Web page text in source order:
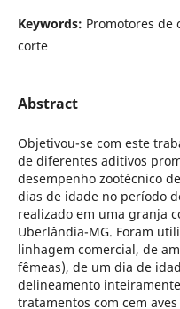
Keywords: Promotores de
corte
Abstract
Objetivou-se com este
de diferentes aditivos
desempenho zootécnico
dias de idade no período
realizado em uma granja
Uberlândia-MG. Foram
linhagem comercial, de
fêmeas), de um dia de
delineamento
tratamentos com cem